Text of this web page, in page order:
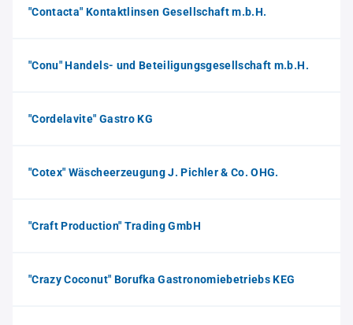
"Contacta" Kontaktlinsen Gesellschaft m.b.H.
"Conu" Handels- und Beteiligungsgesellschaft m.b.H.
"Cordelavite" Gastro KG
"Cotex" Wäscheerzeugung J. Pichler & Co. OHG.
"Craft Production" Trading GmbH
"Crazy Coconut" Borufka Gastronomiebetriebs KEG